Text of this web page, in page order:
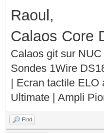
Raoul,
Calaos Core
Calaos git sur
Sondes 1Wire
| Ecran tactile ELO
Ultimate | Ampli
Find